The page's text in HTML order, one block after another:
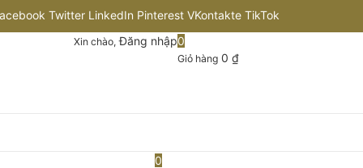
Twitter LinkedIn Pinterest VKontakte TikTok
Flickr Youtube Github
Xin chào, Đăng nhập0
Giỏ hàng 0 ₫
0